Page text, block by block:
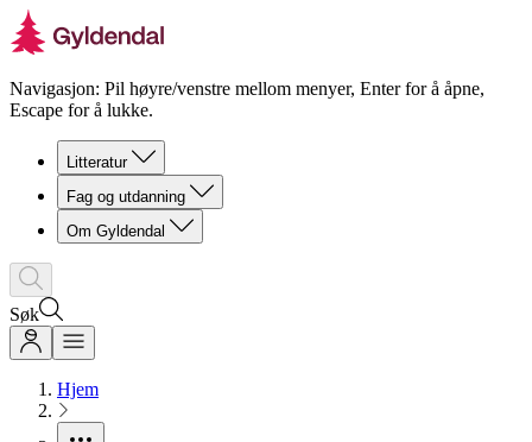
Navigasjon: Pil høyre/venstre mellom menyer, Enter for å åpne,
Escape for å lukke.
Litteratur
Fag og utdanning
Om Gyldendal
Søk
Hjem